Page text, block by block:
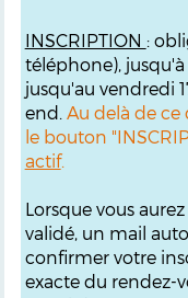
INSCRIPTION :
téléphone),
jusqu'au vendredi
end. Au delà de ce
le bouton
actif.
Lorsque vous
validé, un mail
confirmer votre
exacte du rendez-